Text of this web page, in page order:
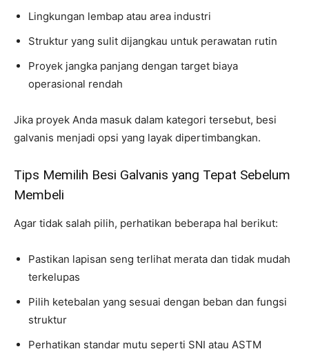
Lingkungan lembap atau area industri
Struktur yang sulit dijangkau untuk perawatan rutin
Proyek jangka panjang dengan target biaya
operasional rendah
Jika proyek Anda masuk dalam kategori tersebut, besi
galvanis menjadi opsi yang layak dipertimbangkan.
Tips Memilih Besi Galvanis yang Tepat Sebelum
Membeli
Agar tidak salah pilih, perhatikan beberapa hal berikut:
Pastikan lapisan seng terlihat merata dan tidak mudah
terkelupas
Pilih ketebalan yang sesuai dengan beban dan fungsi
struktur
Perhatikan standar mutu seperti SNI atau ASTM